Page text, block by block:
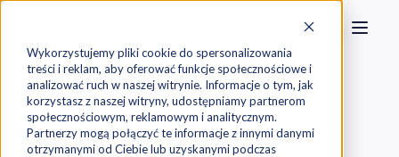
Wykorzystujemy pliki cookie do spersonalizowania
treści i reklam, aby oferować funkcje społecznościowe i
analizować ruch w naszej witrynie. Informacje o tym, jak
korzystasz z naszej witryny, udostępniamy partnerom
społecznościowym, reklamowym i analitycznym.
Partnerzy mogą połączyć te informacje z innymi danymi
otrzymanymi od Ciebie lub uzyskanymi podczas
Szukaj na stronie
Skontaktuj
Exorigo-Upos Blog
E-commerce ESG